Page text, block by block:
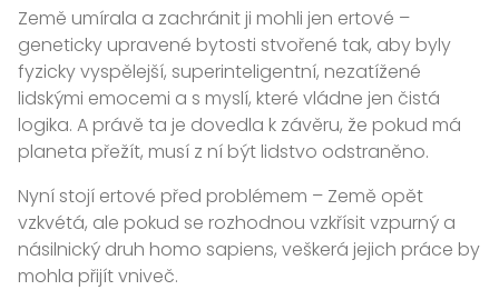
Země umírala a zachránit ji mohli jen ertové –
geneticky upravené bytosti stvořené tak, aby byly
fyzicky vyspělejší, superinteligentní, nezatížené
lidskými emocemi a s myslí, které vládne jen čistá
logika. A právě ta je dovedla k závěru, že pokud má
planeta přežít, musí z ní být lidstvo odstraněno.
Nyní stojí ertové před problémem – Země opět
vzkvétá, ale pokud se rozhodnou vzkřísit vzpurný a
násilnický druh homo sapiens, veškerá jejich práce by
mohla přijít vniveč.